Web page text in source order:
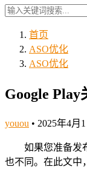
首页
ASO优化
ASO优化
Google
youou • 2025年4月
如果您准备发
也不同。在此文中